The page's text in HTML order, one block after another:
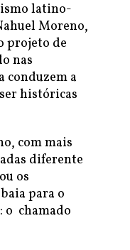
latino-
Moreno,
projeto de
nas
conduzem a
históricas
com mais
diferente
os
para o
o chamado